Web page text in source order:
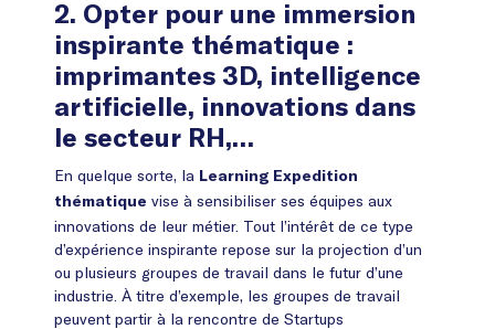
2. Opter pour une immersion
inspirante thématique :
imprimantes 3D, intelligence
artificielle, innovations dans
le secteur RH,…
En quelque sorte, la Learning Expedition
thématique vise à sensibiliser ses équipes aux
innovations de leur métier. Tout l’intérêt de ce type
d’expérience inspirante repose sur la projection d’un
ou plusieurs groupes de travail dans le futur d’une
industrie. À titre d’exemple, les groupes de travail
peuvent partir à la rencontre de Startups